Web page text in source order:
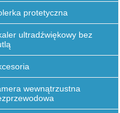
protetyczna
ultradźwiękowy bez
wewnątrzustna